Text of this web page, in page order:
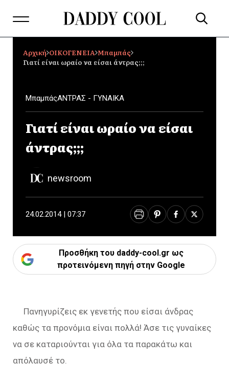
Αρχική ΟΙΚΟΓΕΝΕΙΑ Mπαμπάς
Γιατί είναι ωραίο να είσαι άντρας;;;
MπαμπάςΑΝΤΡΑΣ - ΓΥΝΑΙΚΑ
Γιατί είναι ωραίο να είσαι
άντρας;;;
newsroom
24.02.2014 | 07:37
Προσθήκη του daddy-cool.gr ως
προτεινόμενη πηγή στην Google
Πανηγυρίζεις εκ γενετής που είσαι άνδρας
καθώς τα προνόμια είναι πολλά! Άσε τις γυναίκες
να σε καταριούνται για όλα τα παρακάτω και
απόλαυσέ το.